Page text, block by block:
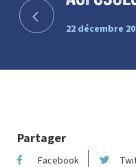
22 décembre
Partager
Facebook